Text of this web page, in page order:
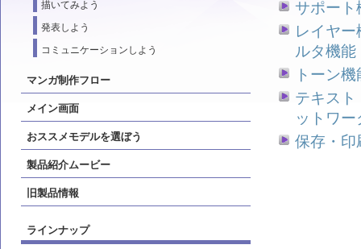
描いてみよう
発表しよう
コミュニケーションしよう
マンガ制作フロー
メイン画面
おススメモデルを選ぼう
製品紹介ムービー
旧製品情報
ラインナップ
サポート
レイヤ
ルタ機能
トーン
テキスト
ットワー
保存・印